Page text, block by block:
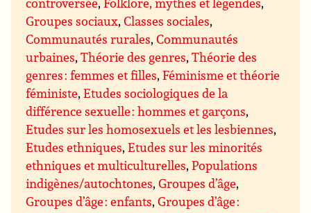
Groupes sociaux,Classes sociales,
Communautés rurales,Communautés
urbaines,Théorie des genres,Théorie des
genres : femmes et filles,Féminisme et théorie
féministe,Etudes sociologiques de la
différence sexuelle : hommes et garçons,
Etudes sur les homosexuels et les lesbiennes,
Etudes ethniques,Etudes sur les minorités
ethniques et multiculturelles,Populations
indigènes/autochtones,Groupes d’âge,
Groupes d’âge : enfants,Groupes d’âge :